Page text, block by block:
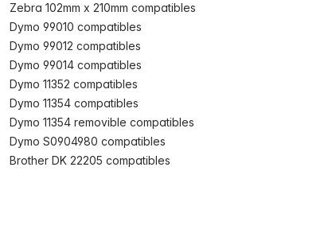
Zebra 102mm x 210mm compatibles
Dymo 99010 compatibles
Dymo 99012 compatibles
Dymo 99014 compatibles
Dymo 11352 compatibles
Dymo 11354 compatibles
Dymo 11354 removible compatibles
Dymo S0904980 compatibles
Brother DK 22205 compatibles